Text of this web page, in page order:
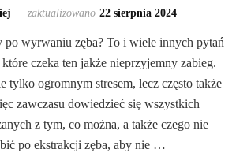
zaktualizowano 22 sierpnia 2024
po wyrwaniu zęba? To i wiele innych pytań
czeka ten jakże nieprzyjemny zabieg.
tylko ogromnym stresem, lecz często także
zawczasu dowiedzieć się wszystkich
z tym, co można, a także czego nie
po ekstrakcji zęba, aby nie …